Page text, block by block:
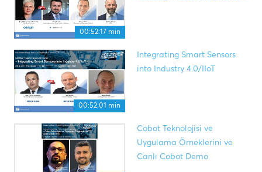
00:52:17 min
00:52:01 min
Integrating Smart Sensors
into Industry 4.0/IIoT
Cobot Teknolojisi ve
Uygulama Örneklerini ve
Canlı Cobot Demo